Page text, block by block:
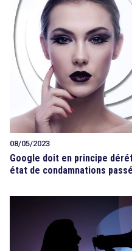
08/05/2023
Google doit en principe
état de condamnations